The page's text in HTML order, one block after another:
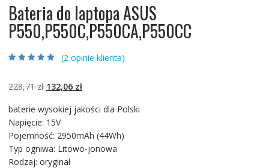
Bateria do laptopa ASUS
P550,P550C,P550CA,P550CC
podstawie
klientów
(2opinie klienta)
228,71zł Pierwotna
wynosiła:
228,71 zł.
132,06 złAktualna
wynosi:
baterie wysokiej jakości dla Polski
Napięcie: 15V
Pojemność: 2950mAh (44Wh)
Typ ogniwa: Litowo-jonowa
Rodzaj: oryginał